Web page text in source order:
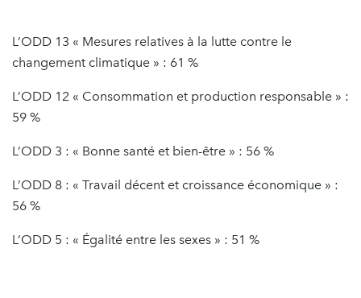
L’ODD 13 « Mesures relatives à la lutte contre le
changement climatique » : 61 %
L’ODD 12 « Consommation et production responsable » :
59 %
L’ODD 3 : « Bonne santé et bien-être » : 56 %
L’ODD 8 : « Travail décent et croissance économique » :
56 %
L’ODD 5 : « Égalité entre les sexes » : 51 %